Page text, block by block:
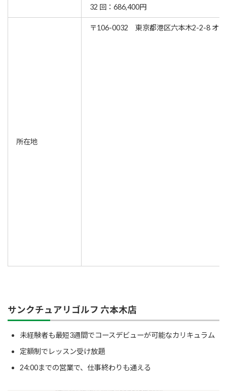
32 回：686,400円
所在地
〒106-0032 東京都港区六本木2-2-8 オー
サンクチュアリゴルフ 六本木店
未経験者も最短3週間でコースデビューが可能なカリキュラム
定額制でレッスン受け放題
24:00までの営業で、仕事終わりも通える